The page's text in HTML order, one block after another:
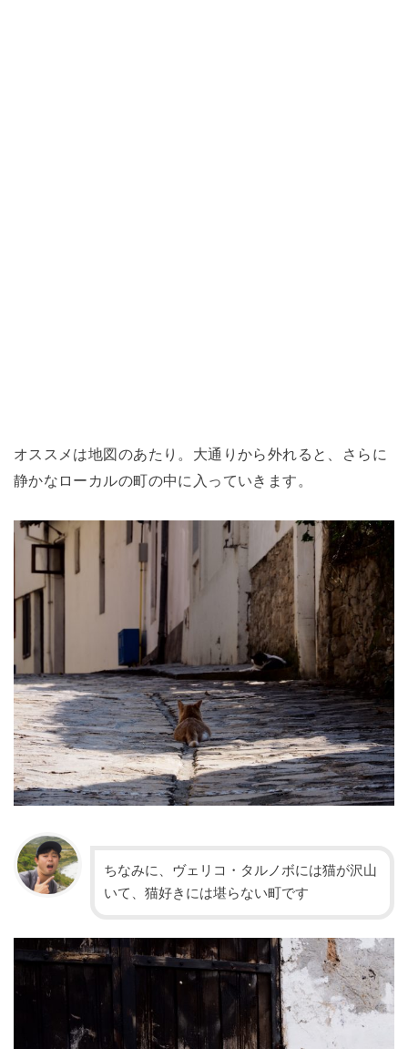
オススメは地図のあたり。大通りから外れると、さらに
静かなローカルの町の中に入っていきます。
ちなみに、ヴェリコ・タルノボには猫が沢山
いて、猫好きには堪らない町です